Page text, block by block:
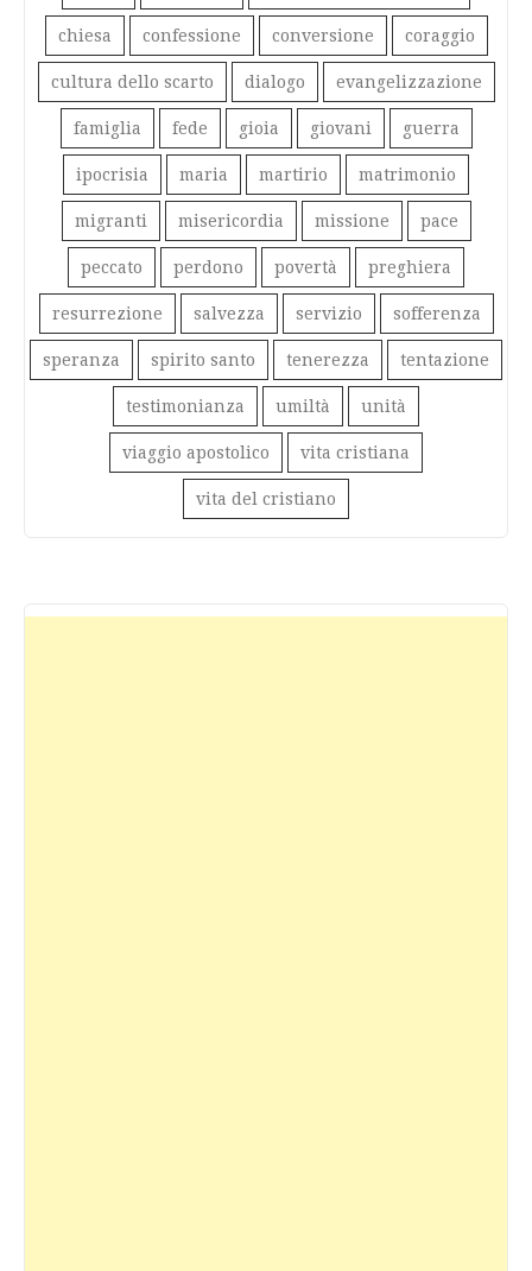
chiesa confessione conversione coraggio
cultura dello scarto dialogo evangelizzazione
famiglia fede gioia giovani guerra
ipocrisia maria martirio matrimonio
migranti misericordia missione pace
peccato perdono povertà preghiera
resurrezione salvezza servizio sofferenza
speranza spirito santo tenerezza tentazione
testimonianza umiltà unità
viaggio apostolico vita cristiana
vita del cristiano